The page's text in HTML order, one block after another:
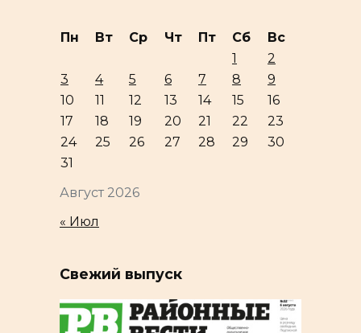
Август 2026
Пн Вт Ср Чт Пт Сб
Вс
1
2
3
4 5 6 7 8
9
10
11 12 13 14 15
16
17
18 19 20 21 22
23
24
25 26 27 28 29
30
31
« Июл
Свежий выпуск